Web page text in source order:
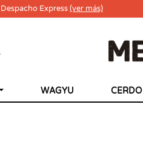
Express(ver más)
WAGYU CERDO